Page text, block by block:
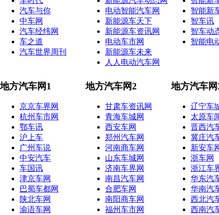
汽车与你
中车网
汽车经纬网
车之道
汽车世界周刊
电动智能汽车网
新能源车天下
新能源车资讯网
电动车市网
新能源车未来
人人电动汽车网
智能新
智车讯
智车动
智能电
地方汽车网1
京京车界网
杭州车市网
鄂车讯
沪上车
广州车说
中安汽车
车国讯
津京车网
巴蜀车都网
陕北车网
渝语车网
地方汽车网2
甘肃车资讯网
青海车城网
西安车网
郑州汽车网
河南商车网
山东车城网
济南车界网
南昌汽车网
合肥车网
南阳商车网
福州车市网
地方汽车网
辽宁车
太原车
晋西汽
冀庄汽
新安车
浙车网
浙江车
华东汽
华南汽
西北汽
西南汽